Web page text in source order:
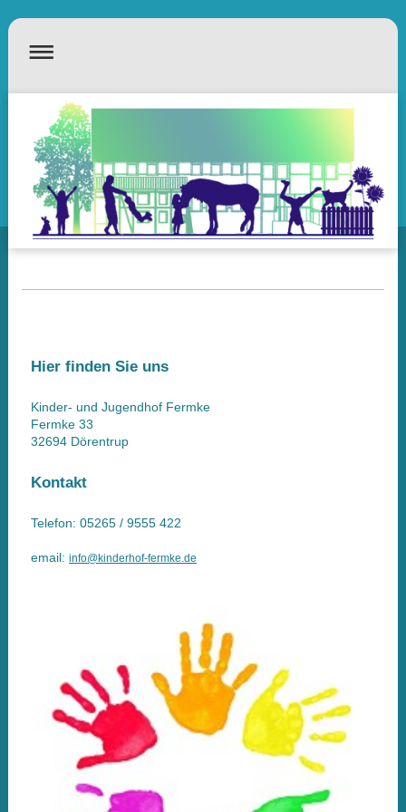
Hier finden Sie uns
Kinder- und Jugendhof Fermke
Fermke 33
32694 Dörentrup
Kontakt
Telefon: 05265 / 9555 422
email: info@kinderhof-fermke.de